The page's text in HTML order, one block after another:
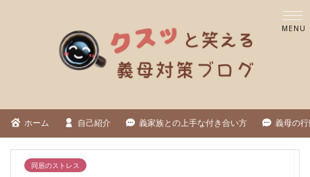
ホーム 自己紹介 義家族との上手な付き合い方 義母の
同居のストレス